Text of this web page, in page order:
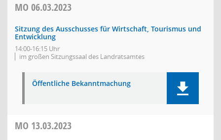
MO 06.03.2023
Sitzung des Ausschusses für Wirtschaft, Tourismus und
Entwicklung
14:00-16:15 Uhr
im großen Sitzungssaal des Landratsamtes
Öffentliche Bekanntmachung
MO 13.03.2023